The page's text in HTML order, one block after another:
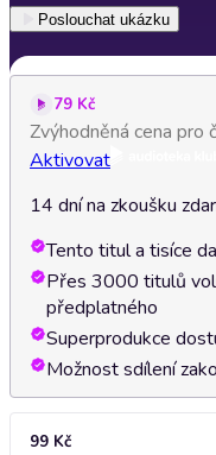
Poslouchat ukázku
79 Kč
Zvýhodněná cena pro
Aktivovat
14 dní na zkoušku
Tento titul a tisíce
Přes 3000 titulů
předplatného
Superprodukce
Možnost sdílení
99 Kč